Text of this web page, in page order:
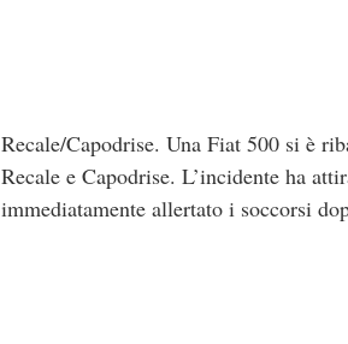
Recale/Capodrise. Una Fiat 500 si è
Recale e Capodrise. L’incidente ha
immediatamente allertato i soccorsi